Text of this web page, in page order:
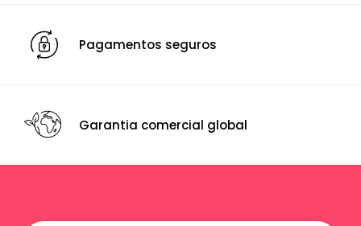
Pagamentos seguros
Garantia comercial global